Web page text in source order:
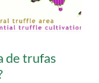
de trufas